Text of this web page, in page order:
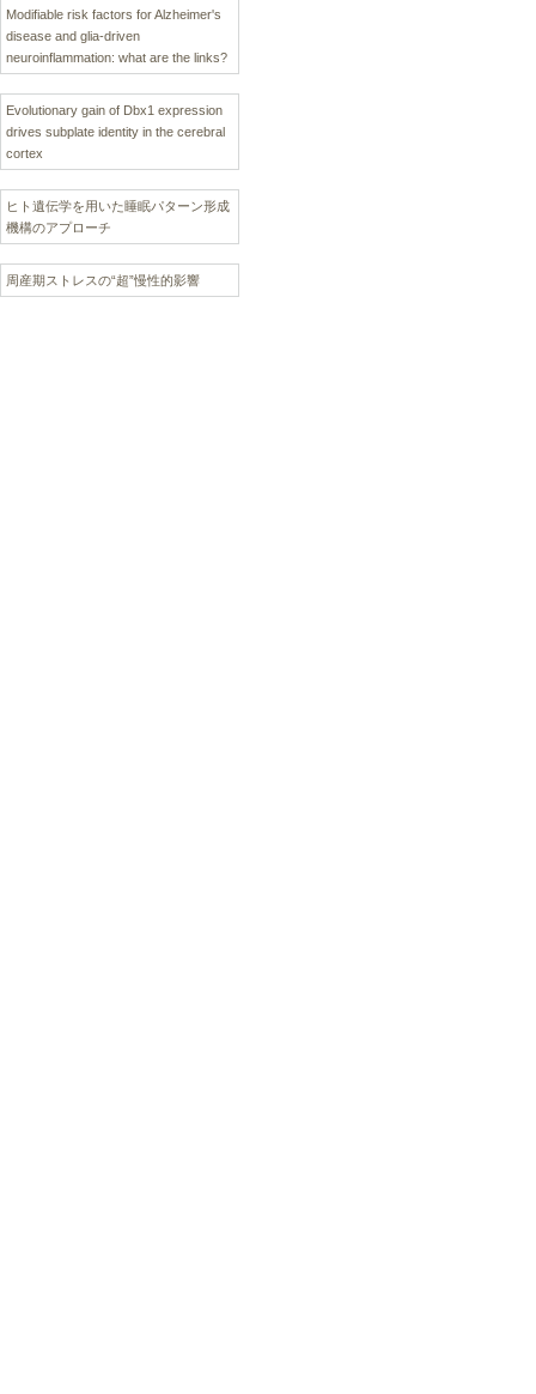
Modifiable risk factors for Alzheimer's
disease and glia-driven
neuroinflammation: what are the links?
Evolutionary gain of Dbx1 expression
drives subplate identity in the cerebral
cortex
ヒト遺伝学を用いた睡眠パターン形成
機構のアプローチ
周産期ストレスの“超”慢性的影響